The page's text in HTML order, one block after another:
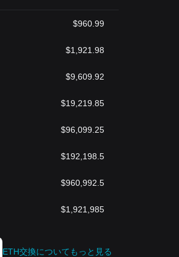
$960.99
$1,921.98
$9,609.92
$19,219.85
$96,099.25
$192,198.5
$960,992.5
$1,921,985
ETH交換についてもっと見る